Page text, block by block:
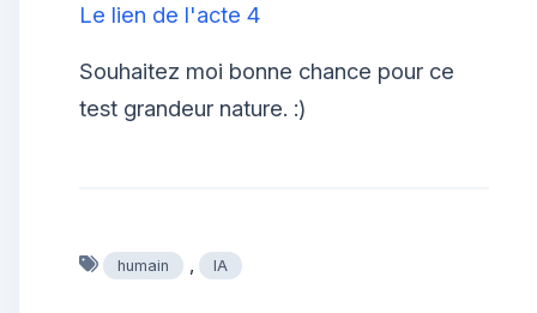
Le lien de l'acte 4
Souhaitez moi bonne chance pour ce
test grandeur nature. :)
humain , IA